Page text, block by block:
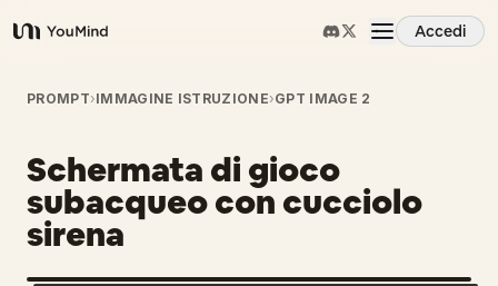
YouMind
Accedi
Panoramica
Casi d'uso
Abilità
PROMPT›IMMAGINE ISTRUZIONE›GPT IMAGE 2
Schermata di gioco
subacqueo con cucciolo
sirena